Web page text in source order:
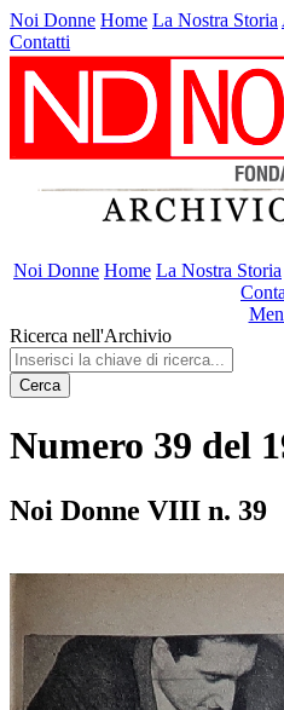
Noi Donne Home La Nostra Storia
Contatti
Noi Donne Home La Nostra Storia
Ricerca nell'Archivio
Cerca
Numero 39 del
Noi Donne VIII n. 39